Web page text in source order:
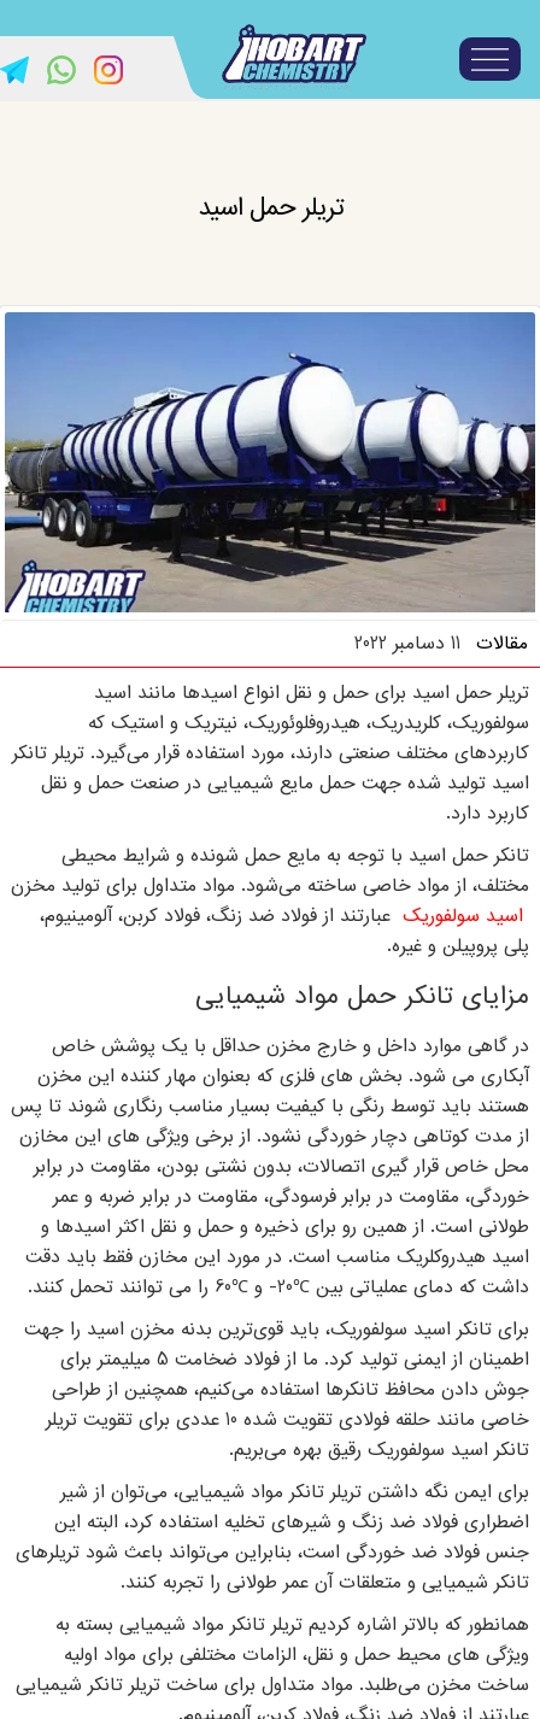
تریلر حمل اسید
مقالات 11 دسامبر 2022
تریلر حمل اسید برای حمل و نقل انواع اسیدها مانند اسید
سولفوریک، کلریدریک، هیدروفلوئوریک، نیتریک و استیک که
کاربردهای مختلف صنعتی دارند، مورد استفاده قرار می‌گیرد. تریلر تانکر
اسید تولید شده جهت حمل مایع شیمیایی در صنعت حمل و نقل
کاربرد دارد.
تانکر حمل اسید با توجه به مایع حمل شونده و شرایط محیطی
مختلف، از مواد خاصی ساخته می‌شود. مواد متداول برای تولید مخزن
اسید سولفوریک عبارتند از فولاد ضد زنگ، فولاد کربن، آلومینیوم،
پلی پروپیلن و غیره.
مزایای تانکر حمل مواد شیمیایی
در گاهی موارد داخل و خارج مخزن حداقل با یک پوشش خاص
آبکاری می شود. بخش های فلزی که بعنوان مهار کننده این مخزن
هستند باید توسط رنگی با کیفیت بسیار مناسب رنگاری شوند تا پس
از مدت کوتاهی دچار خوردگی نشود. از برخی ویژگی های این مخازن
محل خاص قرار گیری اتصالات، بدون نشتی بودن، مقاومت در برابر
خوردگی، مقاومت در برابر فرسودگی، مقاومت در برابر ضربه و عمر
طولانی است. از همین رو برای ذخیره و حمل و نقل اکثر اسیدها و
اسید هیدروکلریک مناسب است. در مورد این مخازن فقط باید دقت
داشت که دمای عملیاتی بین ℃20- و ℃60 را می توانند تحمل کنند.
برای تانکر اسید سولفوریک، باید قوی‌ترین بدنه مخزن اسید را جهت
اطمینان از ایمنی تولید کرد. ما از فولاد ضخامت 5 میلیمتر برای
جوش دادن محافظ تانکرها استفاده می‌کنیم، همچنین از طراحی
خاصی مانند حلقه فولادی تقویت شده 10 عددی برای تقویت تریلر
تانکر اسید سولفوریک رقیق بهره می‌بریم.
برای ایمن نگه داشتن تریلر تانکر مواد شیمیایی، می‌توان از شیر
اضطراری فولاد ضد زنگ و شیرهای تخلیه استفاده کرد، البته این
جنس فولاد ضد خوردگی است، بنابراین می‌تواند باعث شود تریلرهای
تانکر شیمیایی و متعلقات آن عمر طولانی را تجربه کنند.
همانطور که بالاتر اشاره کردیم تریلر تانکر مواد شیمیایی بسته به
ویژگی های محیط حمل و نقل، الزامات مختلفی برای مواد اولیه
ساخت مخزن می‌طلبد. مواد متداول برای ساخت تریلر تانکر شیمیایی